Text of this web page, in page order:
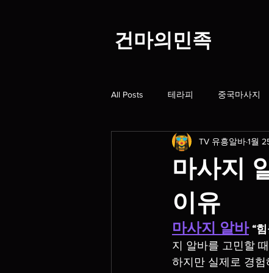
​건마의민족
All Posts 테라피 중국마사지
스웨디시알바 스웨디시구인
스웨디시1인샵
오일마사지 딥티슈 마
마사지
이유
TV 유흥알바1월
마사지 알바 “
지 알바를 고민할
하지만 실제로 경